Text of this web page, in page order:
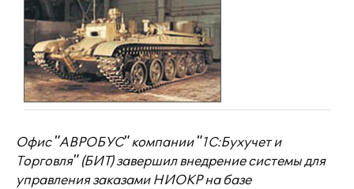
Офис "АВРОБУС" компании "1С:Бухучет и
Торговля" (БИТ) завершил внедрение системы для
управления заказами НИОКР на базе